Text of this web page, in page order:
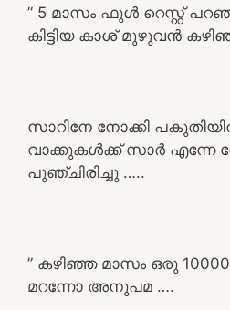
” 5 മാസം ഫുൾ റെസ്റ്റ്
കിട്ടിയ കാശ് മുഴുവൻ
സാറിനേ നോക്കി
വാക്കുകൾക്ക് സാർ എന്നേ
പുഞ്ചിരിച്ചു …..
” കഴിഞ്ഞ മാസം ഒരു
മറന്നോ അനുപമ ….